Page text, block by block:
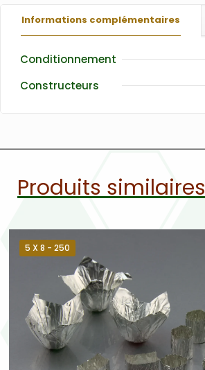
Informations complémentaires
Conditionnement
Constructeurs
Produits similaires
5 X 8 - 250